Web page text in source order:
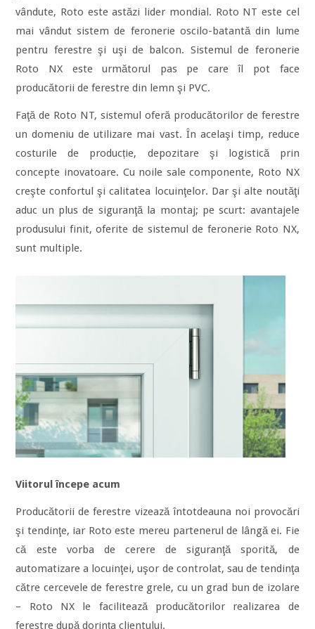
vândute, Roto este astăzi lider mondial. Roto NT este cel
mai vândut sistem de feronerie oscilo-batantă din lume
pentru ferestre şi uşi de balcon. Sistemul de feronerie
Roto NX este următorul pas pe care îl pot face
producătorii de ferestre din lemn şi PVC.
Faţă de Roto NT, sistemul oferă producătorilor de ferestre
un domeniu de utilizare mai vast. În acelaşi timp, reduce
costurile de producție, depozitare şi logistică prin
concepte inovatoare. Cu noile sale componente, Roto NX
creşte confortul şi calitatea locuinţelor. Dar şi alte noutăţi
aduc un plus de siguranţă la montaj; pe scurt: avantajele
produsului finit, oferite de sistemul de feronerie Roto NX,
sunt multiple.
Viitorul începe acum
Producătorii de ferestre vizează întotdeauna noi provocări
şi tendinţe, iar Roto este mereu partenerul de lângă ei. Fie
că este vorba de cerere de siguranţă sporită, de
automatizare a locuinţei, uşor de controlat, sau de tendinţa
către cercevele de ferestre grele, cu un grad bun de izolare
– Roto NX le facilitează producătorilor realizarea de
ferestre după dorinţa clientului.